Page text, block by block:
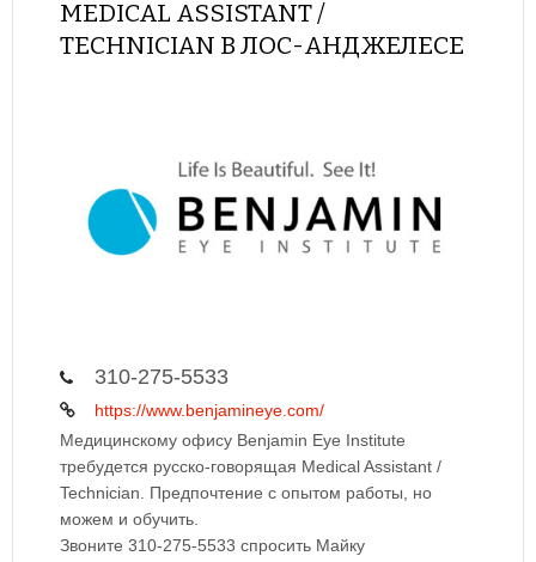
MEDICAL ASSISTANT /
TECHNICIAN В ЛОС-АНДЖЕЛЕСЕ
310-275-5533
https://www.benjamineye.com/
Медицинскому офису Benjamin Eye Institute
требудется русско-говорящая Medical Assistant /
Technician. Предпочтение с опытом работы, но
можем и обучить.
Звоните 310-275-5533 спросить Майку